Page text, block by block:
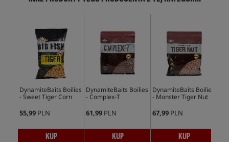
DynamiteBaits Boilies
- Sweet Tiger Corn
55,99 PLN
KUP
DynamiteBaits Boilies
- Complex-T
61,99 PLN
KUP
DynamiteBaits Boilies
- Monster Tiger Nut
67,99 PLN
KUP